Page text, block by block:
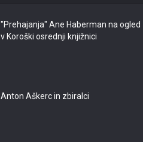
"Prehajanja" Ane Haberman na ogled
v Koroški osrednji knjižnici
Anton Aškerc in zbiralci